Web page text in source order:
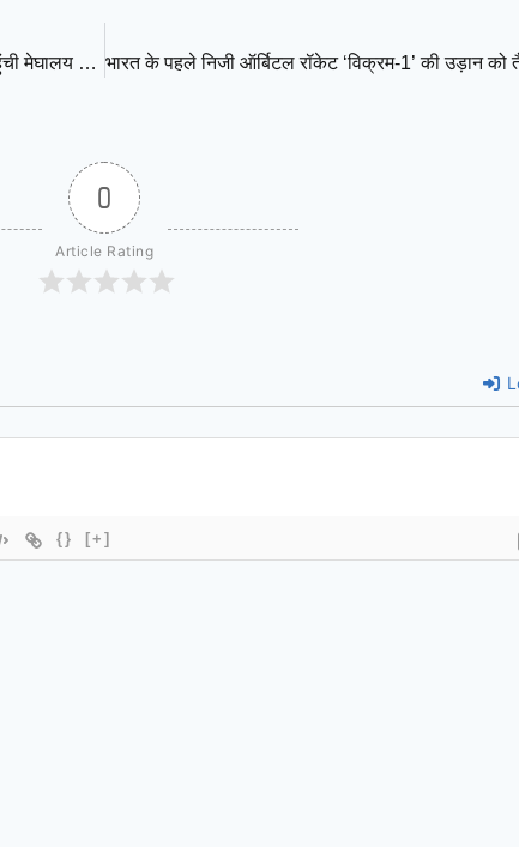
राजा रघुवंशी हत्याकांड: सोनम रघुवंशी की जमानत के खिलाफ सुप्रीम कोर्ट पहुंची मेघालय पुलिस
0
Article Rating
{} [+]